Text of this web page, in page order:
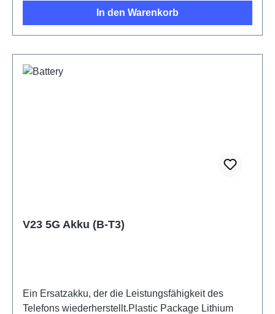
In den Warenkorb
V23 5G Akku (B-T3)
Ein Ersatzakku, der die Leistungsfähigkeit des
Telefons wiederherstellt.Plastic Package Lithium